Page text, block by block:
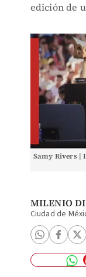
edición de
Samy Rivers |
MILENIO
Ciudad de